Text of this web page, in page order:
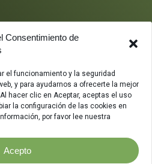
Consentimiento de
el funcionamiento y la seguridad
y para ayudarnos a ofrecerte la mejor
hacer clic en Aceptar, aceptas el uso
la configuración de las cookies en
por favor lee nuestra
Acepto